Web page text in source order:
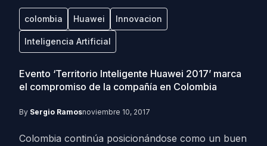
colombia Huawei Innovacion
Inteligencia Artificial
Evento ‘Territorio Inteligente Huawei 2017’ marca
el compromiso de la compañía en Colombia
By Sergio Ramosnoviembre 10, 2017
Colombia continúa posicionándose como un buen